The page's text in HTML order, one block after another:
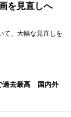
を見直しへ
て、大幅な見直しを
過去最高 国内外